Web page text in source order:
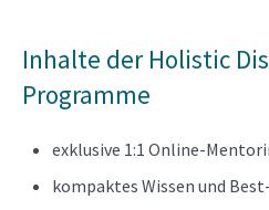
Inhalte der Holistic
Programme
exklusive 1:1 Online-
kompaktes Wissen und